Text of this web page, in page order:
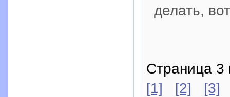
делать,
Страница 3
[1]
[2] [3]